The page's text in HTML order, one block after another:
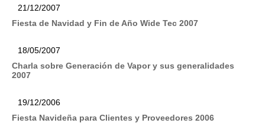
21/12/2007
Fiesta de Navidad y Fin de Año Wide Tec 2007
18/05/2007
Charla sobre Generación de Vapor y sus generalidades
2007
19/12/2006
Fiesta Navideña para Clientes y Proveedores 2006